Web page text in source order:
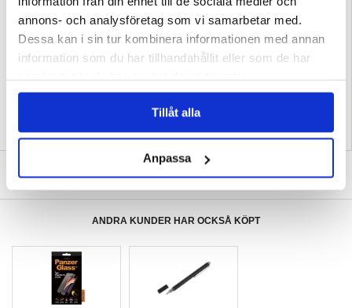
annons- och analysföretag som vi samarbetar med.
Dessa kan i sin tur kombinera informationen med annan
information som du har tillhandahållit eller som de har
Tillåt alla
Anpassa
SKRIV EN RECENSION
ANDRA KUNDER HAR OCKSÅ KÖPT